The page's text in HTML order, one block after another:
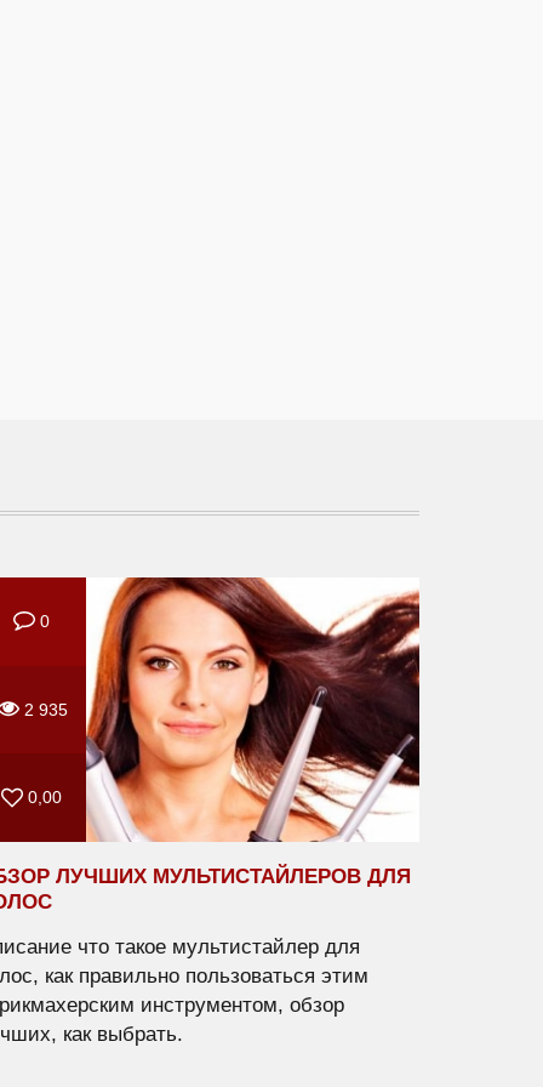
0
2 935
0,00
ЛУЧШИХ МУЛЬТИСТАЙЛЕРОВ ДЛЯ
что такое мультистайлер для
как правильно пользоваться этим
инструментом, обзор
как выбрать.